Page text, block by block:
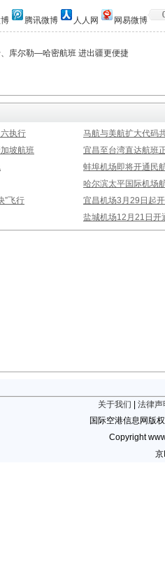
腾讯微博 人人网 网易微博
库尔勒—哈密航班 进出疆更便捷
执行
马航与美航扩大代码
坡航班
宜昌至台湾直达航班
蚌埠机场即将开通民
哈尔滨太平国际机场
”飞行
宜昌机场3月29日起
盐城机场12月21日开
关于我们
法律声
国际空港信息网版
Copyright